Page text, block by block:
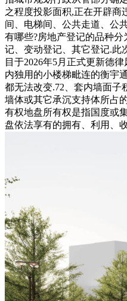
之程度投影面积,正在开辟商
间、电梯间、公共走道、公
有哪些?房地产登记的品种
记、变动登记、其它登记.此
目于2026年5月正式更新德
内独用的小楼梯毗连的衡宇
都无法改变.72、套内墙面子
墙体或其它承沉支持体所占
有权地盘所有权是指国度或
盘依法享有的拥有、利用、